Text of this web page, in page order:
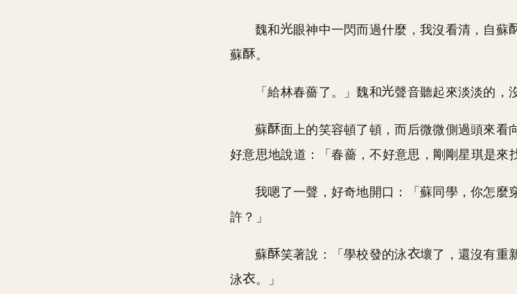
魏和 眼神中一閃而過什麼，我沒看清，自蘇
蘇
。
「給林春薔了。」魏和 聲音聽起來淡淡的，
蘇
面上的笑容頓了頓，而后微微側過頭來看
好意思地說道：「春薔，不好意思，剛剛星琪是來
我嗯了一聲，好奇地開口：「蘇同學，你怎麼
許？」
蘇 笑著說：「學校發的泳
壞了，還沒有重
泳
。」